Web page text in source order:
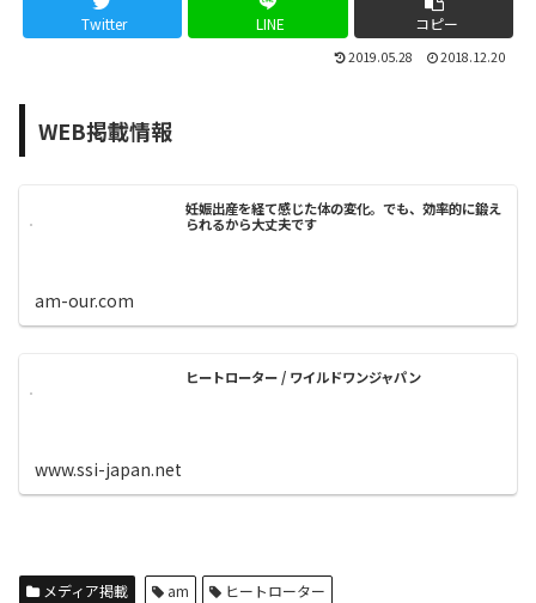
Twitter LINE コピー
2019.05.28 2018.12.20
WEB掲載情報
妊娠出産を経て感じた体の変化。でも、効率的に鍛え
られるから大丈夫です
am-our.com
ヒートローター / ワイルドワンジャパン
www.ssi-japan.net
メディア掲載 am ヒートローター